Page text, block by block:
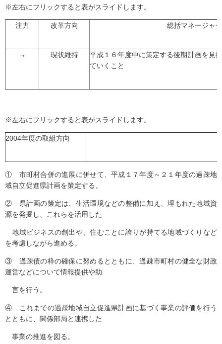
※左右にフリックすると表がスライドします。
注力 改革方向 総括マネージャ
→ 現状維持
平成１６年度中に策定する後期計画を見
ていくこと
※左右にフリックすると表がスライドします。
2004年度の取組方向
① 市町村合併の進展に併せて、平成１７年度～２１年度の過疎地
域自立促進県計画を策定する。
② 県計画の策定は、生活環境などの整備に加え、埋もれた地域資
源を発掘し、これらを活用した
地域ビジネスの創出や、住むことに誇りが持てる地域づくりなど
を考慮しながら進める。
③ 過疎債の枠の確保に努めるとともに、過疎市町村の健全な財政
運営などについて情報提供や助
言を行う。
④ これまでの過疎地域自立促進県計画に基づく事業の評価を行う
とともに、関係部局と連携した
事業の推進を図る。